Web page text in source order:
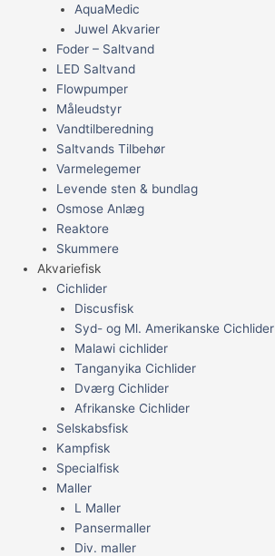
AquaMedic
Juwel Akvarier
Foder – Saltvand
LED Saltvand
Flowpumper
Måleudstyr
Vandtilberedning
Saltvands Tilbehør
Varmelegemer
Levende sten & bundlag
Osmose Anlæg
Reaktore
Skummere
Akvariefisk
Cichlider
Discusfisk
Syd- og Ml. Amerikanske Cichlider
Malawi cichlider
Tanganyika Cichlider
Dværg Cichlider
Afrikanske Cichlider
Selskabsfisk
Kampfisk
Specialfisk
Maller
L Maller
Pansermaller
Div. maller